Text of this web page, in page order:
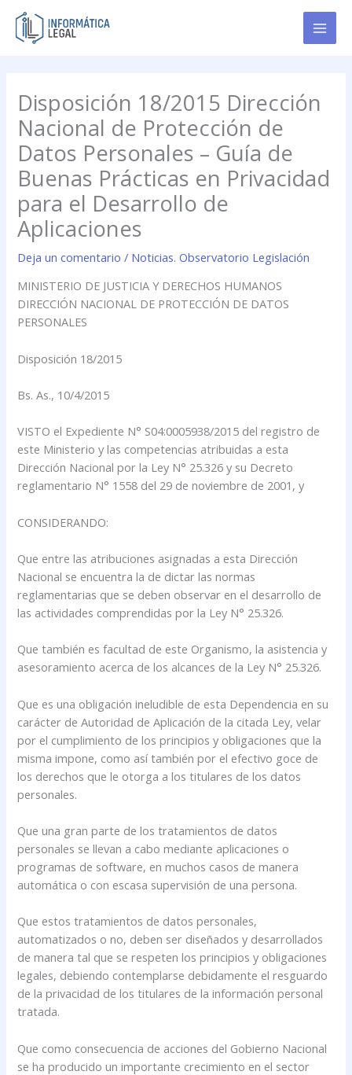
contenido
Disposición 18/2015 Dirección
Nacional de Protección de
Datos Personales – Guía de
Buenas Prácticas en Privacidad
para el Desarrollo de
Aplicaciones
Deja un comentario / Noticias. Observatorio Legislación
MINISTERIO DE JUSTICIA Y DERECHOS HUMANOS
DIRECCIÓN NACIONAL DE PROTECCIÓN DE DATOS
PERSONALES
Disposición 18/2015
Bs. As., 10/4/2015
VISTO el Expediente N° S04:0005938/2015 del registro de
este Ministerio y las competencias atribuidas a esta
Dirección Nacional por la Ley N° 25.326 y su Decreto
reglamentario N° 1558 del 29 de noviembre de 2001, y
CONSIDERANDO:
Que entre las atribuciones asignadas a esta Dirección
Nacional se encuentra la de dictar las normas
reglamentarias que se deben observar en el desarrollo de
las actividades comprendidas por la Ley N° 25.326.
Que también es facultad de este Organismo, la asistencia y
asesoramiento acerca de los alcances de la Ley N° 25.326.
Que es una obligación ineludible de esta Dependencia en su
carácter de Autoridad de Aplicación de la citada Ley, velar
por el cumplimiento de los principios y obligaciones que la
misma impone, como así también por el efectivo goce de
los derechos que le otorga a los titulares de los datos
personales.
Que una gran parte de los tratamientos de datos
personales se llevan a cabo mediante aplicaciones o
programas de software, en muchos casos de manera
automática o con escasa supervisión de una persona.
Que estos tratamientos de datos personales,
automatizados o no, deben ser diseñados y desarrollados
de manera tal que se respeten los principios y obligaciones
legales, debiendo contemplarse debidamente el resguardo
de la privacidad de los titulares de la información personal
tratada.
Que como consecuencia de acciones del Gobierno Nacional
se ha producido un importante crecimiento en el sector